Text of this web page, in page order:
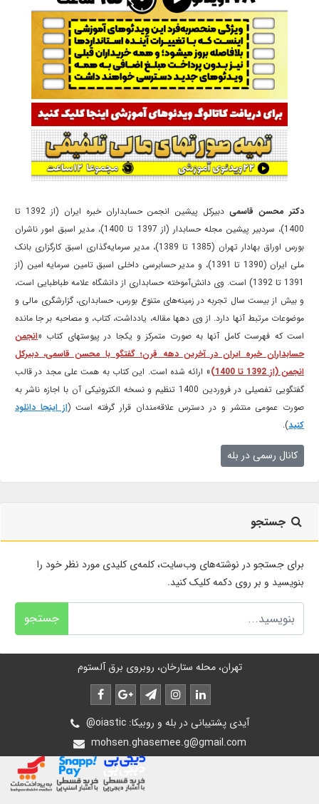
دکتر محسن قاسمی
دبیرکل پیشین انجمن حسابداران خبره ایران (از 1392 تا
1400)، سردبیر پیشین مجله حسابدار (از 1397 تا 1400)، مدیر اسبق امور ناشران
بورس اوراق بهادار تهران (1385 تا 1389)، مدیر سرمایه‌گذاری اسبق کارگزاری بانک
ملی ایران (1390 تا 1391)، و مدیر حسابرسی داخلی اسبق تامین سرمایه امین (از
1391 تا 1392) است. وی دانش‌آموخته حسابداری از دانشگاه علامه طباطبایی است،
و بیش از بیست سال تجربه در زمینه‌های متنوع بورس، حسابداری، گزارشگری مالی و
موضوعات مرتبط آنها دارد. از وی دهها مقاله، یادداشت، کتاب، و مصاحبه بر جا مانده
است که فهرست کامل آنها به صورت متمرکز و یکجا در پیوستهای کتاب «انجمن
حسابداران خبره ایران در آخرین دهه قرن؛ گفتگو با محسن قاسمی، دبیرکل
انجمن (از 1392 تا 1400)
» ارائه شده است. این کتاب به همت علی مجد در قالب
گفتگویی تفصیلی در فروردین 1400 تنظیم و نسخه الکترونیکی آن با اجازه ناشر به
صورت عمومی منتشر و در دسترس علاقه‌مندان قرار گرفته است (از اینجا دانلود
کنید).
کانال رسمی در بله
جستجو
برای جستجو در نوشته‌های وب‌سایت، کلمه‌ی کلیدی مورد نظر خود را
بنویسید و بر روی دکمه کلیک کنید.
جستجو
تهران، محله ستارخان، روبروی برق آلستوم
@oiastic :آیدی پشتیبانی در بله و روبیکا
mohsen.ghasemee.g@gmail.com